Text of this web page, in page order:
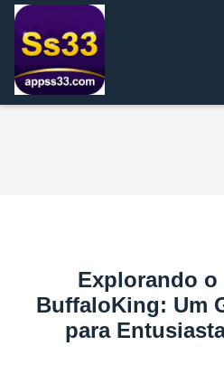
Explorando o
BuffaloKing: Um
para